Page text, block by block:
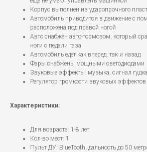
Корпус выполнен из ударопрочного
Автомобиль приводится в движение с
расположена под правой ногой
Авто снабжен авто-тормозом, который
ноги с педали газа
Автомобиль едет как вперед, так и назад
Фары снабжены мощными светодиодами
Звуковые эффекты: музыка, сигнал
Регулятор громкости звуковых
Характеристики:
Для возраста: 1-8 лет
Кол-во мест: 1
Пульт ДУ: BlueTooth, дальность до 50